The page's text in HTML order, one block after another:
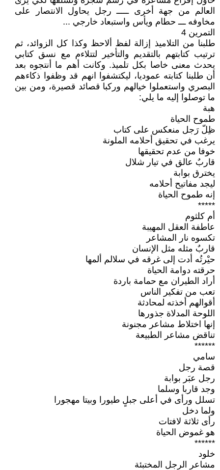
العالم من جهة أخرى ـــــ رجل يحاول الانتصار على
مخاوفه ـــ حطام ويأس واستبعاد خارجي ...
التمرين 4
طلبنا من التلاميذ إزالة لفظ ألاحظ وكذا كل الزوائد، ثم
ترتيب كتابتهم بالتقديم والتأخير لتتلاءم مع نسق كتابي
يحدث معنى خاصا بكل تلميذ. وكانت أهم ما أنتجوه بعد
أن طلبنا كتابته عموديا، ليكتشفوا انهم قد وظفوا ذكاءهم
البصري واستعملوا خيالهم وركبا قصائد قصيرة، ومن بين
ما توصلوا إليه ما يلي:
هبة
طموح الحياة
ظِلّ رَجل منعكس على كتاب
يرغب في تحقيق أحلامه الملونة
خوفا من عدم تحقيقها
قاربٌ عالق في تيار شلال
يخترق بوابة
ليجد مفاتيح أحلامه
إنه طموح الحياة
*****
أم كلثوم
عاطفة العقل المهيبة
تكسوه نار المشاعر
قاربٌ مثله مثل الإنسان
حيْرتُه أدت إلى غرقه في سلالم ألمها
حرقته دوامة الحياة
أراد الطيران مع حمامة باردة
تعب من تفكير الناس
أقوالهم أخذته لمحادثة
اللوحة المدلاة جذورها
إنها اختلاط مشاعر مجنونة
تناقض مشاعر الطبيعة
******
سامي
قصة رجل
رجل عبَر بوابة
وجد قاربا وسلما
تسلل ورأى في أعلى جبلٍ طيورا وبيتا مهجورا
ولما دخل
رأى ثلاثة لافتات
هو غموض الحياة
******
خلود
مشاعر الرجل المختبئة